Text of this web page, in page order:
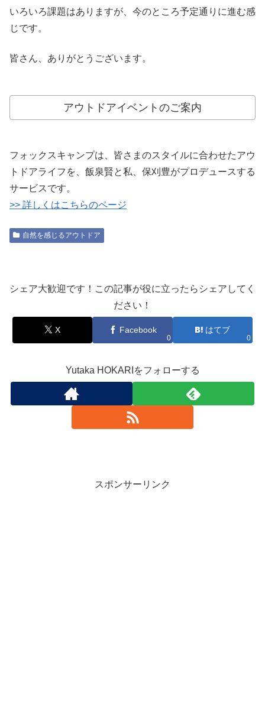
いろいろ課題はありますが、今のところ予定通りに進む感
じです。
皆さん、ありがとうございます。
アウトドアイベントのご案内
フォックスキャンプは、皆さまのスタイルに合わせたアウ
トドアライフを、飯泉賢と私、保刈豊がプロデュースする
サービスです。
>> 詳しくはこちらのページ
自然を感じるアウトドア
シェア大歓迎です！この記事が役に立ったらシェアしてく
ださい！
X Facebook
0
はてブ
0
Yutaka HOKARIをフォローする
スポンサーリンク